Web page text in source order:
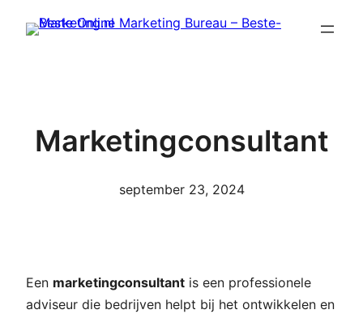
naar
Marketingconsultant
september 23, 2024
Een marketingconsultant is een professionele
adviseur die bedrijven helpt bij het ontwikkelen en